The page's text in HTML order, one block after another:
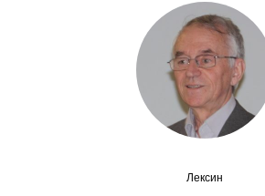
Противодействие коррупции
Материалы для СМИ
Лексин